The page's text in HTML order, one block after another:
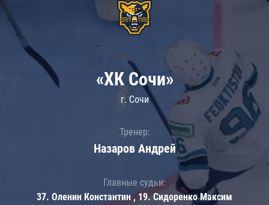
«ХК Сочи»
г. Сочи
Тренер:
Назаров Андрей
Главные судьи:
37. Оленин Константин , 19. Сидоренко Максим